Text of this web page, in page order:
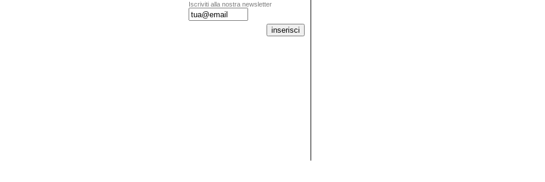
Iscriviti alla nostra newsletter